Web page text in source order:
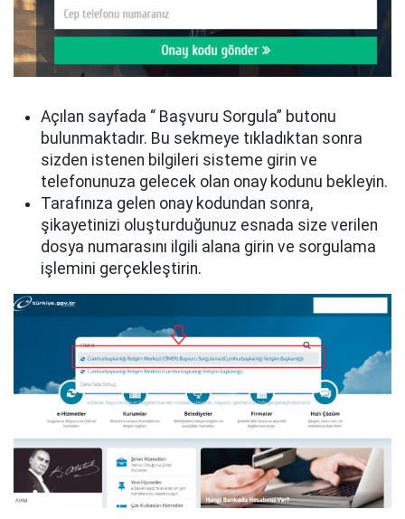
Açılan sayfada “ Başvuru Sorgula” butonu
bulunmaktadır. Bu sekmeye tıkladıktan sonra
sizden istenen bilgileri sisteme girin ve
telefonunuza gelecek olan onay kodunu bekleyin.
Tarafınıza gelen onay kodundan sonra,
şikayetinizi oluşturduğunuz esnada size verilen
dosya numarasını ilgili alana girin ve sorgulama
işlemini gerçekleştirin.